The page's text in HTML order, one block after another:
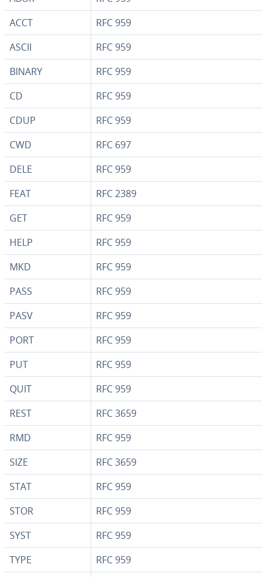
ACCT
RFC 959
ASCII
RFC 959
BINARY
RFC 959
CD
RFC 959
CDUP
RFC 959
CWD
RFC 697
DELE
RFC 959
FEAT
RFC 2389
GET
RFC 959
HELP
RFC 959
MKD
RFC 959
PASS
RFC 959
PASV
RFC 959
PORT
RFC 959
PUT
RFC 959
QUIT
RFC 959
REST
RFC 3659
RMD
RFC 959
SIZE
RFC 3659
STAT
RFC 959
STOR
RFC 959
SYST
RFC 959
TYPE
RFC 959